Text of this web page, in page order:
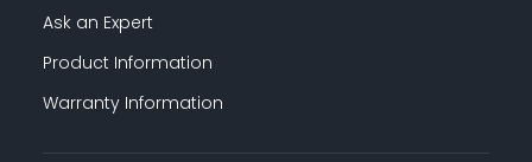
Ask an Expert
Product Information
Warranty Information